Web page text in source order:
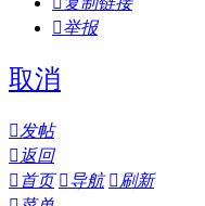
举报
取消
发帖
 返回
 首页 导航 刷新